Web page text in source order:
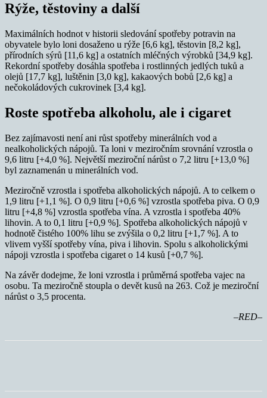
Rýže, těstoviny a další
Maximálních hodnot v historii sledování spotřeby potravin na
obyvatele bylo loni dosaženo u rýže [6,6 kg], těstovin [8,2 kg],
přírodních sýrů [11,6 kg] a ostatních mléčných výrobků [34,9 kg].
Rekordní spotřeby dosáhla spotřeba i rostlinných jedlých tuků a
olejů [17,7 kg], luštěnin [3,0 kg], kakaových bobů [2,6 kg] a
nečokoládových cukrovinek [3,4 kg].
Roste spotřeba alkoholu, ale i cigaret
Bez zajímavosti není ani růst spotřeby minerálních vod a
nealkoholických nápojů. Ta loni v meziročním srovnání vzrostla o
9,6 litru [+4,0 %]. Největší meziroční nárůst o 7,2 litru [+13,0 %]
byl zaznamenán u minerálních vod.
Meziročně vzrostla i spotřeba alkoholických nápojů. A to celkem o
1,9 litru [+1,1 %]. O 0,9 litru [+0,6 %] vzrostla spotřeba piva. O 0,9
litru [+4,8 %] vzrostla spotřeba vína. A vzrostla i spotřeba 40%
lihovin. A to 0,1 litru [+0,9 %]. Spotřeba alkoholických nápojů v
hodnotě čistého 100% lihu se zvýšila o 0,2 litru [+1,7 %]. A to
vlivem vyšší spotřeby vína, piva i lihovin. Spolu s alkoholickými
nápoji vzrostla i spotřeba cigaret o 14 kusů [+0,7 %].
Na závěr dodejme, že loni vzrostla i průměrná spotřeba vajec na
osobu. Ta meziročně stoupla o devět kusů na 263. Což je meziroční
nárůst o 3,5 procenta.
–RED–